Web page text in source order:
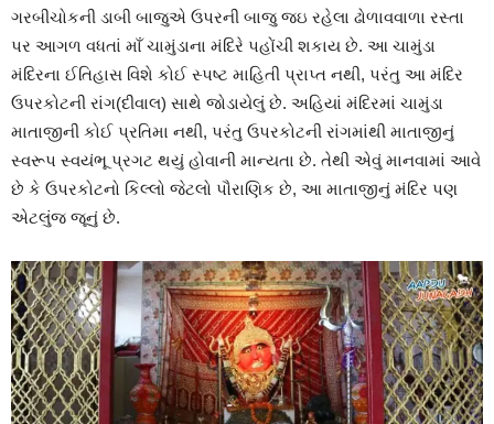
ગરબીચોકની ડાબી બાજુએ ઉપરની બાજુ જઇ રહેલા ઢોળાવવાળા રસ્તા
પર આગળ વધતાં માઁ ચામુંડાના મંદિરે પહોંચી શકાય છે. આ ચામુંડા
મંદિરના ઈતિહાસ વિશે કોઈ સ્પષ્ટ માહિતી પ્રાપ્ત નથી, પરંતુ આ મંદિર
ઉપરકોટની રાંગ(દીવાલ) સાથે જોડાયેલું છે. અહિયાં મંદિરમાં ચામુંડા
માતાજીની કોઈ પ્રતિમા નથી, પરંતુ ઉપરકોટની રાંગમાંથી માતાજીનું
સ્વરૂપ સ્વયંભૂ પ્રગટ થયું હોવાની માન્યતા છે. તેથી એવું માનવામાં આવે
છે કે ઉપરકોટનો કિલ્લો જેટલો પૌરાણિક છે, આ માતાજીનું મંદિર પણ
એટલુંજ જૂનું છે.